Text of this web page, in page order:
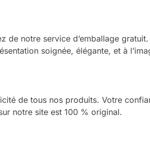
de notre service d’emballage
soignée, élégante, et à
de tous nos produits. Votre
notre site est 100 % original.